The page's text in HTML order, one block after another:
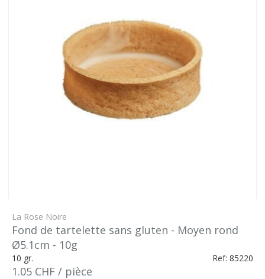
La Rose Noire
Fond de tartelette sans gluten - Moyen rond
Ø5.1cm - 10g
10 gr. Ref: 85220
1.05 CHF / pièce